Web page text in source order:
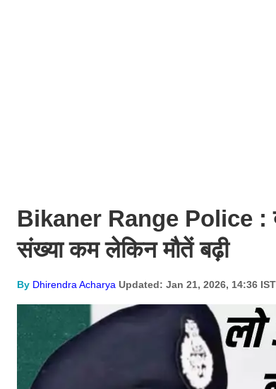
Bikaner Range Police :
संख्या कम लेकिन मौतें बढ़ी
By Dhirendra Acharya Updated: Jan 21, 2026, 14:36 IST